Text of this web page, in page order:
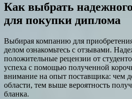
Как выбрать
для покупки диплома
Выбирая компанию для
делом ознакомьтесь с отзывами.
положительные рецензии от
успеха с помощью полученной
внимание на опыт поставщика: чем
области, тем выше вероятность
бланка.